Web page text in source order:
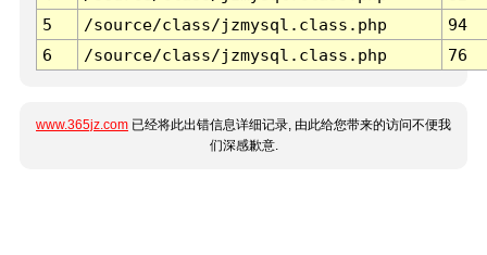
5
/source/class/jzmysql.class.php
94
6
/source/class/jzmysql.class.php 76
www.365jz.com 已经将此出错信息详细记录, 由此给您带来的访问不便我
们深感歉意.